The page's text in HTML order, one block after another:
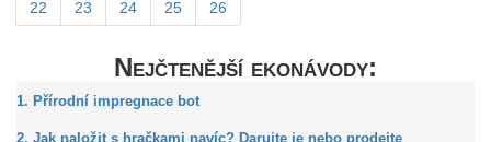
22 23 24 25 26
Nejčtenější ekonávody:
1. Přírodní impregnace bot
2. Jak naložit s hračkami navíc? Darujte je nebo prodejte